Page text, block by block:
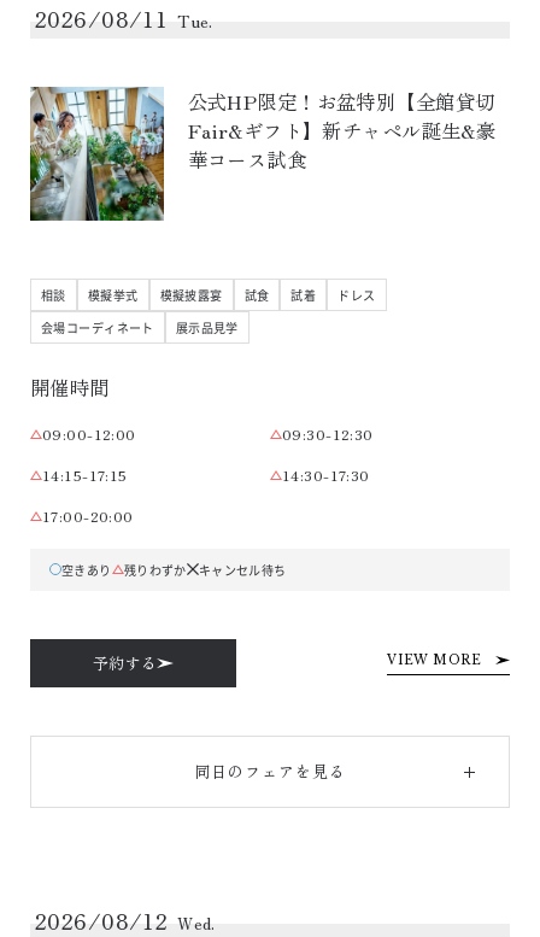
2026/08/11 Tue.
公式HP限定！お盆特別【全館貸切
Fair&ギフト】新チャペル誕生&豪
華コース試食
相談 模擬挙式 模擬披露宴 試食 試着
ドレス
会場コーディネート
展示品見学
開催時間
09:00-12:00
09:30-12:30
14:15-17:15
14:30-17:30
17:00-20:00
空きあり 残りわずか キャンセル待ち
予約する VIEW MORE
同日のフェアを見る
2026/08/12 Wed.